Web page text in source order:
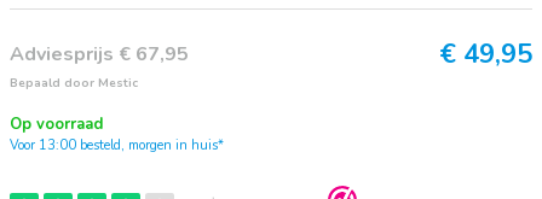
Adviesprijs € 67,95
Bepaald door Mestic
€ 49,95
Op voorraad
Voor 13:00 besteld, morgen in huis*